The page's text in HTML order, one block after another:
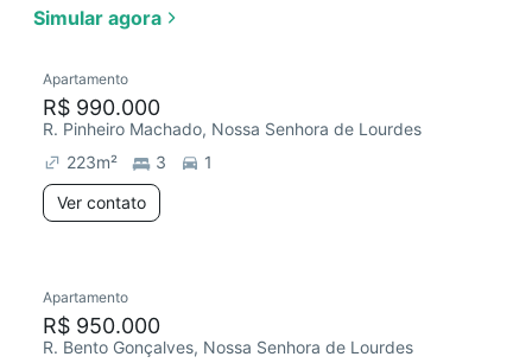
Simular agora
Apartamento
R$ 990.000
R. Pinheiro Machado, Nossa Senhora de Lourdes
223m² 3
1
Ver contato
Apartamento
R$ 950.000
R. Bento Gonçalves, Nossa Senhora de Lourdes